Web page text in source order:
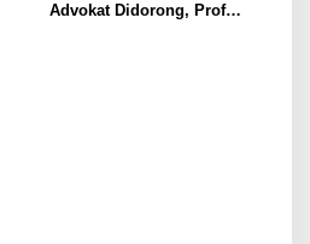
Advokat Didorong, Prof